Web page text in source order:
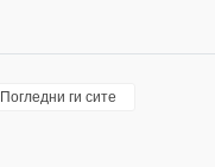
Погледни ги сите